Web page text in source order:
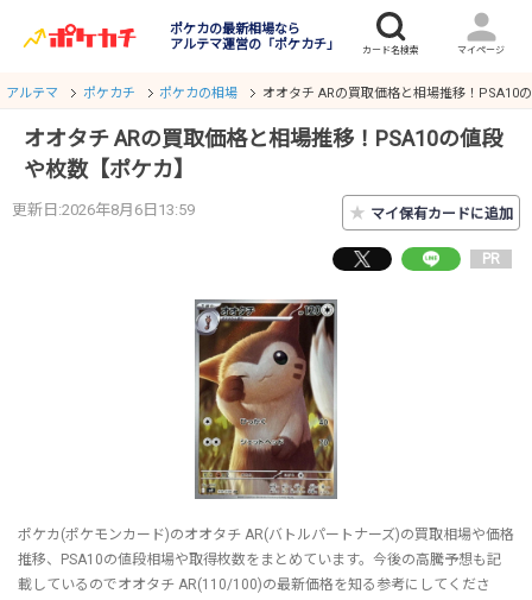
ポケカの最新相場なら
アルテマ運営の「ポケカチ」
アルテマ ポケカチ ポケカの相場 オオタチ ARの買取価格と相場推移！PSA10
オオタチ ARの買取価格と相場推移！PSA10の値段
や枚数【ポケカ】
更新日:2026年8月6日13:59 ★ マイ保有カードに追加
PR
ポケカ(ポケモンカード)のオオタチ AR(バトルパートナーズ)の買取相場や価格
推移、PSA10の値段相場や取得枚数をまとめています。今後の高騰予想も記
載しているのでオオタチ AR(110/100)の最新価格を知る参考にしてくださ